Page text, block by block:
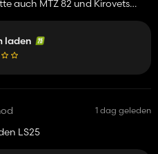
auch MTZ 82 und Kirovets
laden
1 dag geleden
LS25